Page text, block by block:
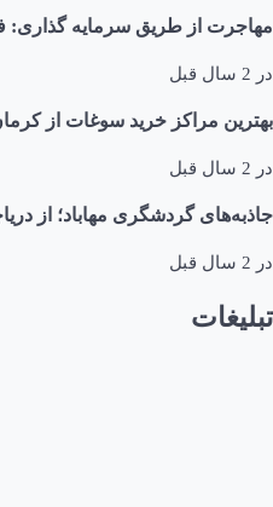
مهاجرت از طریق سرمایه
در 2 سال قبل
بهترین مراکز خرید سوغات از
در 2 سال قبل
جاذبه‌های گردشگری مهاباد؛ از
در 2 سال قبل
تبلیغات